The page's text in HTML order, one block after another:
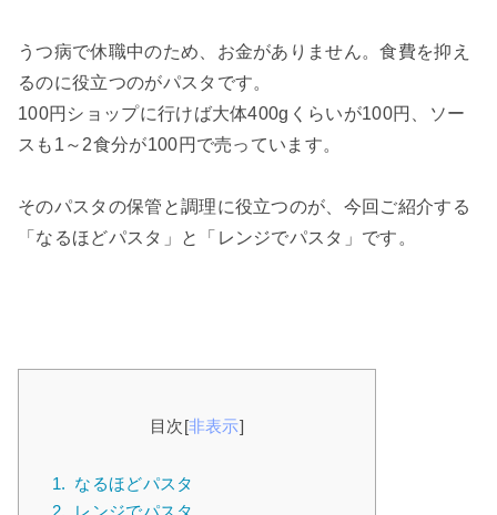
うつ病で休職中のため、お金がありません。食費を抑え
るのに役立つのがパスタです。
100円ショップに行けば大体400gくらいが100円、ソー
スも1～2食分が100円で売っています。
そのパスタの保管と調理に役立つのが、今回ご紹介する
「なるほどパスタ」と「レンジでパスタ」です。
目次[非表示]
1. なるほどパスタ